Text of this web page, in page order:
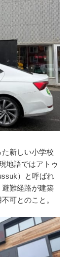
新しい小学校
地語ではアトゥ
）と呼ばれ
難経路が建築
可とのこと。